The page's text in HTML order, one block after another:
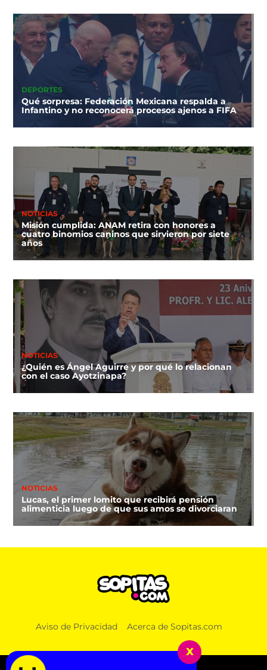
DEPORTES
Qué sorpresa: Federación Mexicana respalda a
Infantino y no reconocerá procesos ajenos a FIFA
NOTICIAS
Misión cumplida: ANAM retira con honores a
cuatro binomios caninos que sirvieron por siete
años
NOTICIAS
¿Quién es Ángel Aguirre y por qué lo relacionan
con el caso Ayotzinapa?
NOTICIAS
Lucas, el primer lomito que recibirá pensión
alimenticia luego de que sus amos se divorciaran
Aviso de Privacidad Acerca de Sopitas.com
x